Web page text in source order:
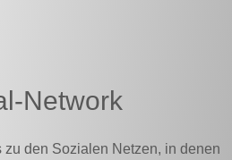
Network
den Sozialen Netzen, in denen